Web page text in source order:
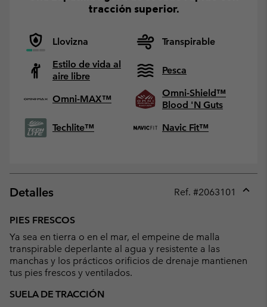
tracción superior.
Llovizna
Transpirable
Estilo de vida al
aire libre
Pesca
Omni-MAX™
Omni-Shield™
Blood 'N Guts
Techlite™
Navic Fit™
Detalles Ref. #2063101
PIES FRESCOS
Ya sea en tierra o en el mar, el empeine de malla
transpirable deperlante al agua y resistente a las
manchas y los prácticos orificios de drenaje mantienen
tus pies frescos y ventilados.
SUELA DE TRACCIÓN